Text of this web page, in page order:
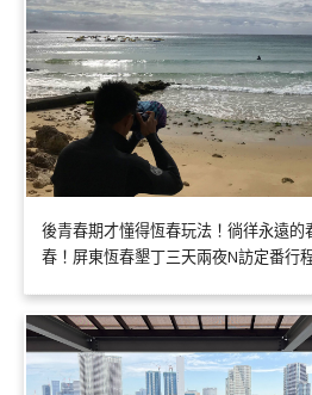
後青春期才懂得恆春玩法！徜徉永遠
春！屏東恆春墾丁三天兩夜N訪定番行